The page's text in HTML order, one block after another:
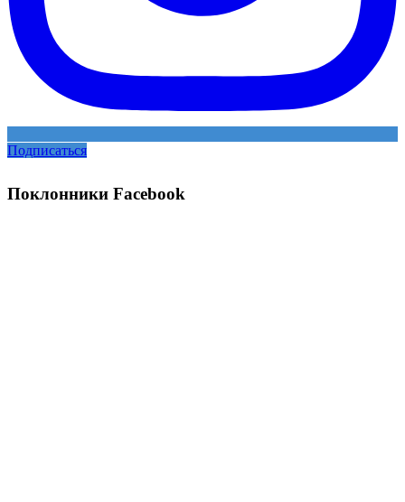
Подписаться
Поклонники Facebook